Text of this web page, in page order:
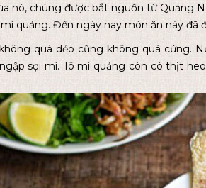
nó, chúng được bắt nguồn từ Quảng
quảng. Đến ngày nay món ăn này đã
quá dẻo cũng không quá cứng.
sợi mì. Tô mì quảng còn có thịt